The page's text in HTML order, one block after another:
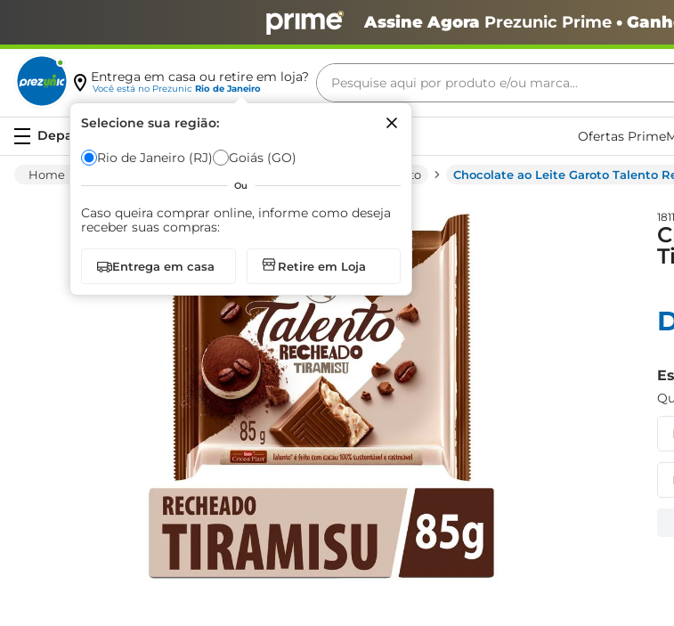
Assine Agora Prezunic Prime•
Entrega em casa ou retire em loja?
Você está no Prezunic Rio de Janeiro
Selecione sua região:
Rio de Janeiro (RJ) Goiás (GO)
Ou
Caso queira comprar online, informe como deseja
receber suas compras:
Entrega em casa Retire em Loja
Pesquise aqui por produto e/ou marca...
Ofertas Prime
Chocolate E Confeito Chocolate ao Leite Garoto Talento
Termos mais buscados
café
biscoito
azeite
arroz
iogurte
papel higiênico
cerveja